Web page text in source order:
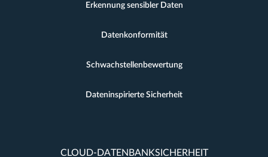
Erkennung sensibler Daten
Datenkonformität
Schwachstellenbewertung
Dateninspirierte Sicherheit
CLOUD-DATENBANKSICHERHEIT